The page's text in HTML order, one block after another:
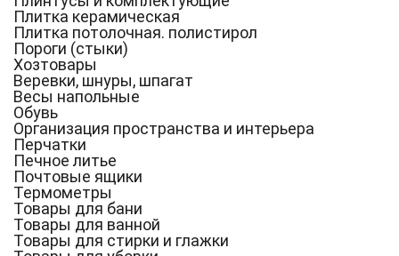
Плитка керамическая
Плитка потолочная. полистирол
Пороги (стыки)
Хозтовары
Веревки, шнуры, шпагат
Весы напольные
Обувь
Организация пространства и интерьера
Перчатки
Печное литье
Почтовые ящики
Термометры
Товары для бани
Товары для ванной
Товары для стирки и глажки